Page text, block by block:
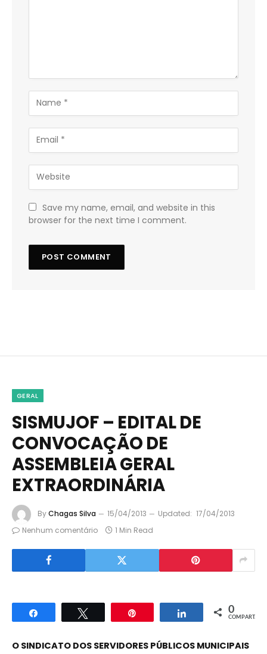
Save my name, email, and website in this
browser for the next time I comment.
GERAL
SISMUJOF – EDITAL DE
CONVOCAÇÃO DE
ASSEMBLEIA GERAL
EXTRAORDINÁRIA
ByChagas Silva 15/04/2013 Updated: 17/04/2013
Nenhum comentário
1 Min Read
Compartilhar Compartilhar
0
COMPART.
O SINDICATO DOS SERVIDORES PÚBLICOS MUNICIPAIS